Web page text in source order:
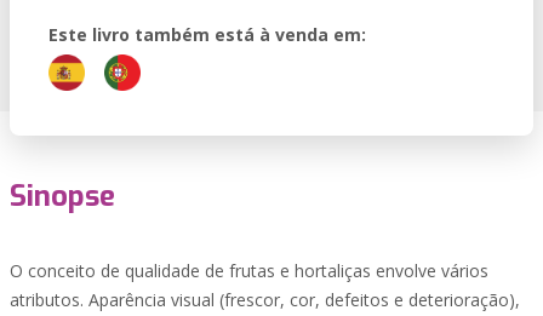
Este livro também está à venda em:
Sinopse
O conceito de qualidade de frutas e hortaliças envolve vários
atributos. Aparência visual (frescor, cor, defeitos e deterioração),